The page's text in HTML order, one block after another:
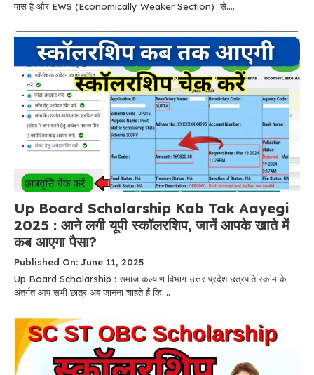
पास है और EWS (Economically Weaker Section) से....
Up Board Scholarship Kab Tak Aayegi
2025 : आने लगी यूपी स्कॉलरशिप, जानें आपके खाते में
कब आएगा पैसा?
Published On: June 11, 2025
Up Board Scholarship : समाज कल्याण विभाग उत्तर प्रदेश छत्रपति स्कीम के
अंतर्गत आप सभी छात्र अब जानना चाहते हैं कि....